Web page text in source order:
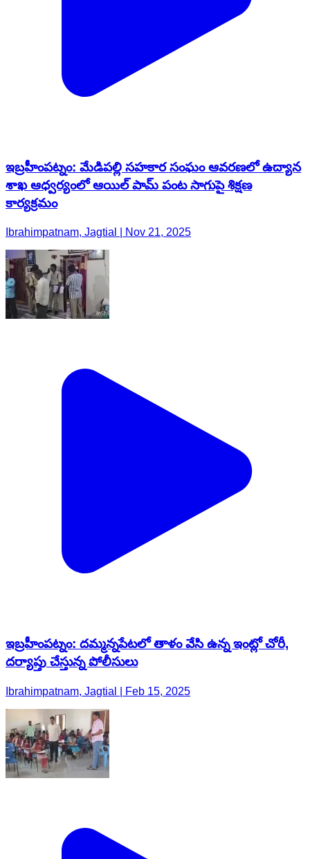
ఇబ్రహీంపట్నం: మేడిపల్లి సహకార సంఘం ఆవరణలో ఉద్యాన
శాఖ ఆధ్వర్యంలో ఆయిల్ పామ్ పంట సాగుపై శిక్షణ
కార్యక్రమం
Ibrahimpatnam, Jagtial | Nov 21, 2025
ఇబ్రహీంపట్నం: దమ్మన్నపేటలో తాళం వేసి ఉన్న ఇంట్లో చోరీ,
దర్యాప్తు చేస్తున్న పోలీసులు
Ibrahimpatnam, Jagtial | Feb 15, 2025